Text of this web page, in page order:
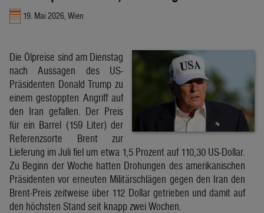
19. Mai 2026, Wien
Die Ölpreise sind am Dienstag
nach Aussagen des US-
Präsidenten Donald Trump zu
einem gestoppten Angriff auf
den Iran gefallen. Der Preis
für ein Barrel (159 Liter) der
Referenzsorte Brent zur
Lieferung im Juli fiel um etwa 1,5 Prozent auf 110,30 US-Dollar.
Zu Beginn der Woche hatten Drohungen des amerikanischen
Präsidenten vor erneuten Militärschlägen gegen den Iran den
Brent-Preis zeitweise über 112 Dollar getrieben und damit auf
den höchsten Stand seit knapp zwei Wochen.